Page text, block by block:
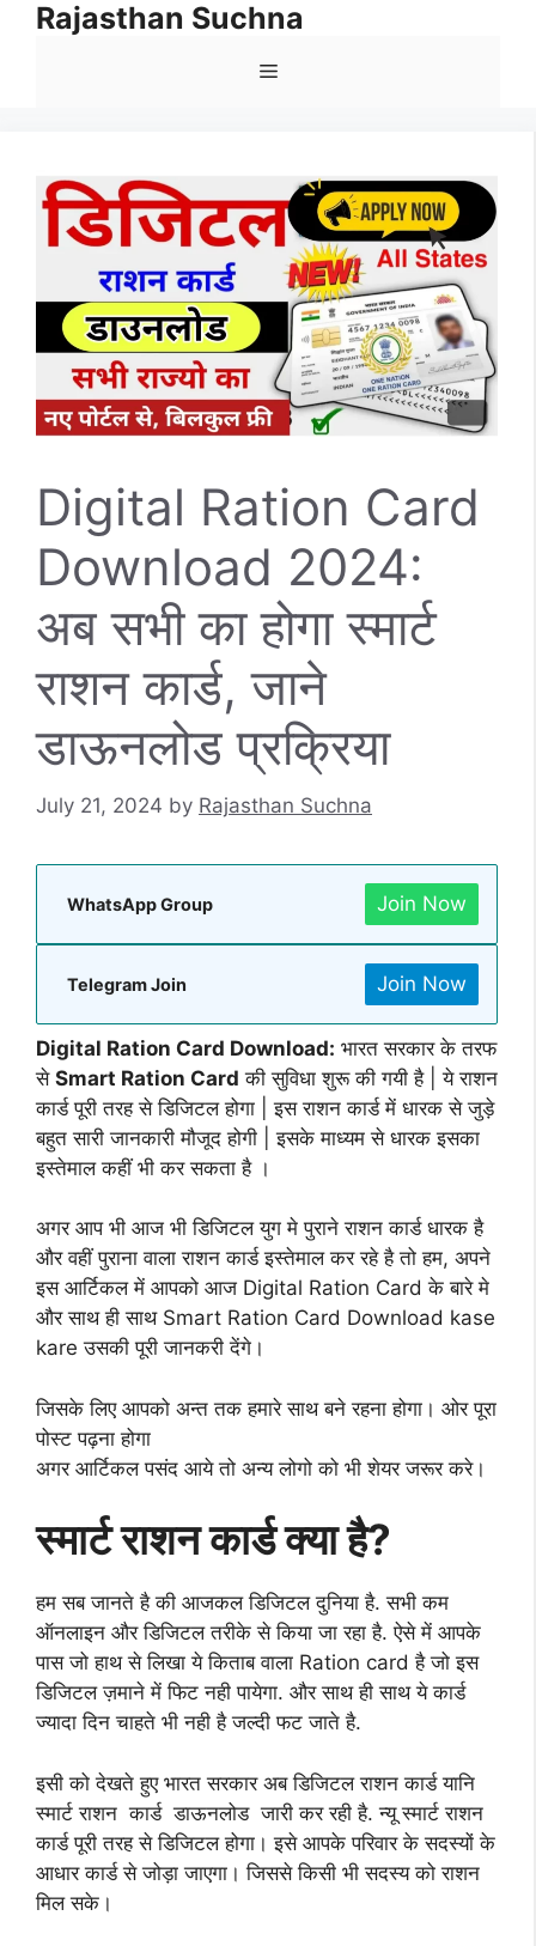
SkipRajasthan Suchna
Menu
Digital Ration Card
Download 2024:
अब सभी का होगा स्मार्ट
राशन कार्ड, जाने
डाऊनलोड प्रक्रिया
July 21, 2024 by Rajasthan Suchna
WhatsApp Group Join Now
Telegram Join Join Now
Digital Ration Card Download: भारत सरकार के तरफ
से Smart Ration Card की सुविधा शुरू की गयी है | ये राशन
कार्ड पूरी तरह से डिजिटल होगा | इस राशन कार्ड में धारक से जुड़े
बहुत सारी जानकारी मौजूद होगी | इसके माध्यम से धारक इसका
इस्तेमाल कहीं भी कर सकता है ।
अगर आप भी आज भी डिजिटल युग मे पुराने राशन कार्ड धारक है
और वहीं पुराना वाला राशन कार्ड इस्तेमाल कर रहे है तो हम, अपने
इस आर्टिकल में आपको आज Digital Ration Card के बारे मे
और साथ ही साथ Smart Ration Card Download kase
kare उसकी पूरी जानकरी देंगे।
जिसके लिए आपको अन्त तक हमारे साथ बने रहना होगा। ओर पूरा
पोस्ट पढ़ना होगा
अगर आर्टिकल पसंद आये तो अन्य लोगो को भी शेयर जरूर करे।
स्मार्ट राशन कार्ड क्या है?
हम सब जानते है की आजकल डिजिटल दुनिया है. सभी कम
ऑनलाइन और डिजिटल तरीके से किया जा रहा है. ऐसे में आपके
पास जो हाथ से लिखा ये किताब वाला Ration card है जो इस
डिजिटल ज़माने में फिट नही पायेगा. और साथ ही साथ ये कार्ड
ज्यादा दिन चाहते भी नही है जल्दी फट जाते है.
इसी को देखते हुए भारत सरकार अब डिजिटल राशन कार्ड यानि
स्मार्ट राशन कार्ड डाऊनलोड जारी कर रही है. न्यू स्मार्ट राशन
कार्ड पूरी तरह से डिजिटल होगा। इसे आपके परिवार के सदस्यों के
आधार कार्ड से जोड़ा जाएगा। जिससे किसी भी सदस्य को राशन
मिल सके।